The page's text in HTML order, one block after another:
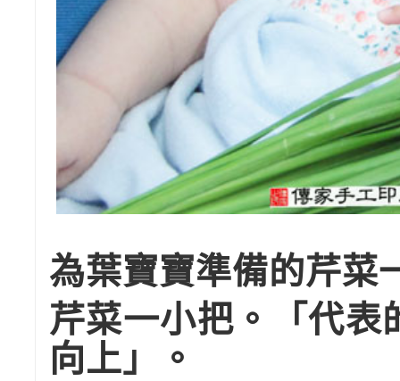
為葉寶寶準備的芹菜
芹菜一小把。「代表
向上」。